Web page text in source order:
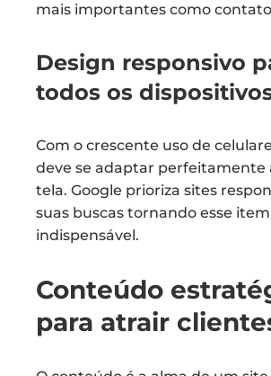
mais importantes como contato
Design responsivo
todos os
Com o crescente uso de
deve se adaptar perfeitamente
tela. Google prioriza sites
suas buscas tornando esse item
indispensável.
Conteúdo
para atrair